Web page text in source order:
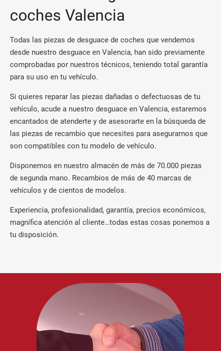
coches Valencia
Todas las piezas de desguace de coches que vendemos
desde nuestro desguace en Valencia, han sido previamente
comprobadas por nuestros técnicos, teniendo total garantía
para su uso en tu vehículo.
Si quieres reparar las piezas dañadas o defectuosas de tu
vehículo, acude a nuestro desguace en Valencia, estaremos
encantados de atenderte y de asesorarte en la búsqueda de
las piezas de recambio que necesites para asegurarnos que
son compatibles con tu modelo de vehículo.
Disponemos en nuestro almacén de más de 70.000 piezas
de segunda mano. Recambios de más de 40 marcas de
vehículos y de cientos de modelos.
Experiencia, profesionalidad, garantía, precios económicos,
magnífica atención al cliente…todas estas cosas ponemos a
tu disposición.